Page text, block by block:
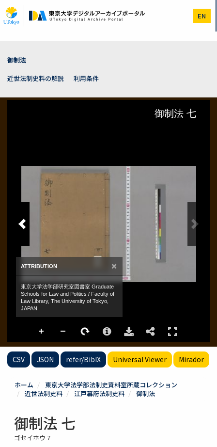
イ
ン
EN
御制法
近世法制史料の解説
利用条件
CSV JSON refer/BibIX Universal Viewer Mirador
ホーム
東京大学法学部法制史資料室所蔵コレクション
近世法制史料
江戸幕府法制史料 御制法
御制法 七
ゴセイホウ 7